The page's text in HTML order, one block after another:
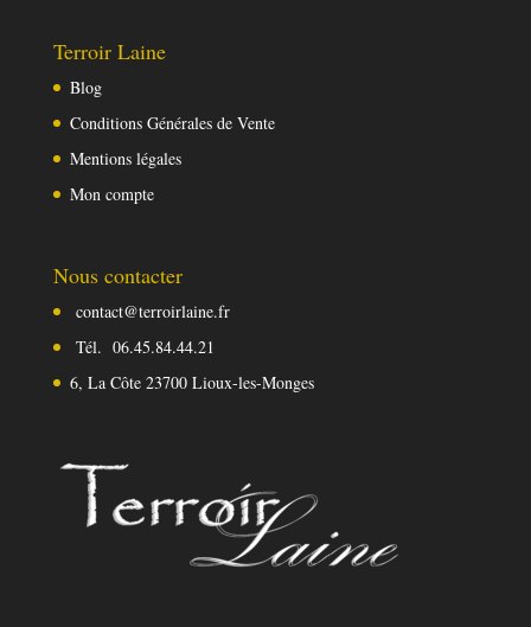
Terroir Laine
Blog
Conditions Générales de Vente
Mentions légales
Mon compte
Nous contacter
contact@terroirlaine.fr
Tél. 06.45.84.44.21
6, La Côte 23700 Lioux-les-Monges